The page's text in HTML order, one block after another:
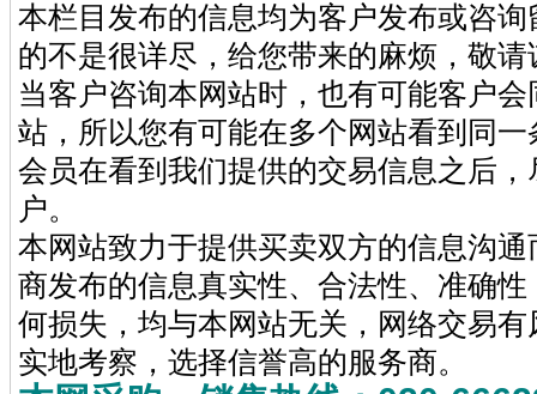
本栏目发布的信息均为客户发布或咨
的不是很详尽，给您带来的麻烦，敬请
当客户咨询本网站时，也有可能客户
站，所以您有可能在多个网站看到同
会员在看到我们提供的交易信息之后
户。
本网站致力于提供买卖双方的信息沟
商发布的信息真实性、合法性、准确
何损失，均与本网站无关，网络交易
实地考察，选择信誉高的服务商。